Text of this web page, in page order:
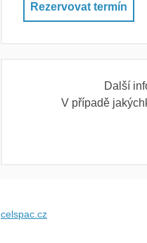
Rezervovat termín
Další
V případě
celspac.cz